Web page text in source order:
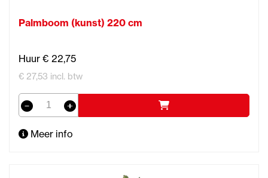
Palmboom (kunst) 220 cm
Huur € 22,75
€ 27,53 incl. btw
Meer info